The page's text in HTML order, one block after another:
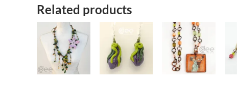
Related products